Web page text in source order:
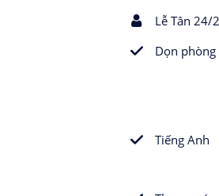
Lễ Tân 24/
Dọn phòng
Tiếng Anh